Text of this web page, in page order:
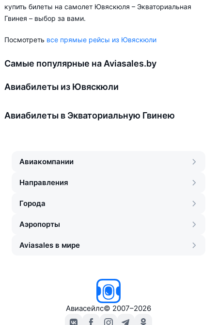
купить билеты на самолет Ювяскюля – Экваториальная
Гвинея – выбор за вами.
Посмотреть все прямые рейсы из Ювяскюли
Самые популярные на Aviasales.by
Авиабилеты из Ювяскюли
Авиабилеты в Экваториальную Гвинею
Авиакомпании
Направления
Города
Аэропорты
Aviasales в мире
Авиасейлс© 2007–2026